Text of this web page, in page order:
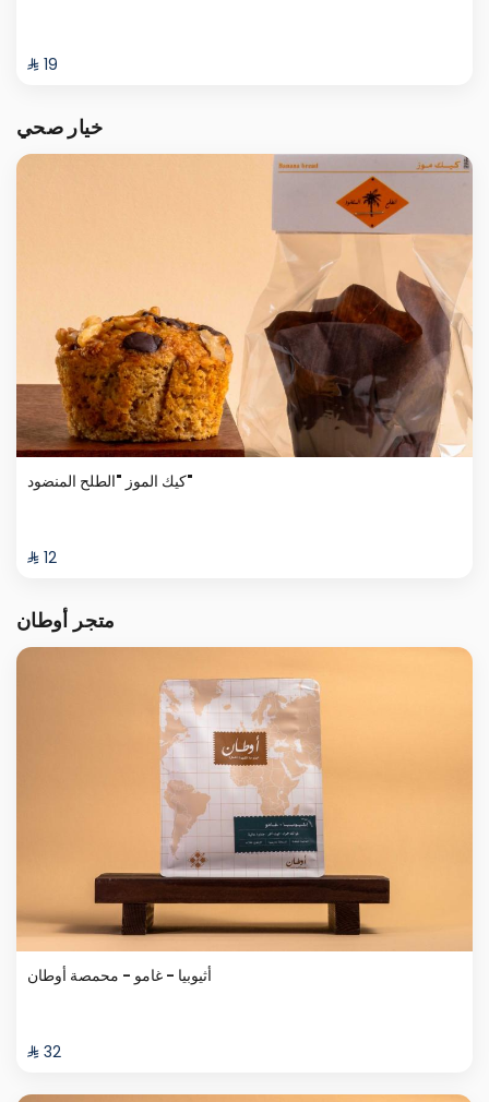
⁨⁦‪‬ 19⁩
خيار صحي
كيك الموز "الطلح المنضود"
⁨⁦‪‬ 12⁩
متجر أوطان
أثيوبيا - غامو - محمصة أوطان
⁨⁦‪‬ 32⁩